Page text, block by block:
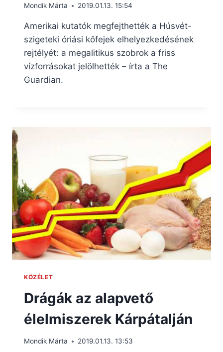
Mondik Márta 2019.01.13. 15:54
Amerikai kutatók megfejthették a Húsvét-
szigeteki óriási kőfejek elhelyezkedésének
rejtélyét: a megalitikus szobrok a friss
vízforrásokat jelölhették – írta a The
Guardian.
KÖZÉLET
Drágák az alapvető
élelmiszerek Kárpátalján
Mondik Márta 2019.01.13. 13:53